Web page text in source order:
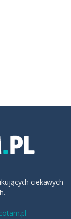
ciekawych